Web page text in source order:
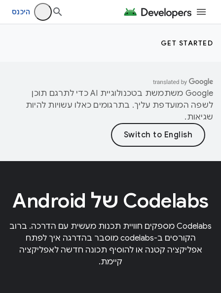
היכנס
GET STARTED
‫Google משתמשת בטכנולוגיית AI כדי לתרגם תוכן
לשפה המועדפת עליך. בתרגומים כאלו עשויות להיות
שגיאות.
Codelabs של Android
Codelabs מספקים חוויית תכנות מעשית עם הדרכה. ברוב
הקורסים ב-codelabs מוסבר בהדרגה איך לפתח
אפליקציה קטנה או להוסיף תכונה חדשה לאפליקציה
קיימת.